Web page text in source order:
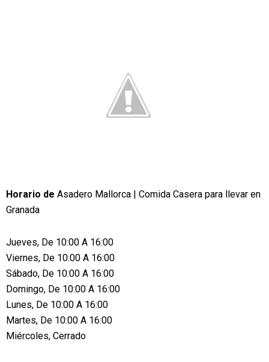
Horario de Asadero Mallorca | Comida Casera para llevar en
Granada
Jueves, De 10:00 A 16:00
Viernes, De 10:00 A 16:00
Sábado, De 10:00 A 16:00
Domingo, De 10:00 A 16:00
Lunes, De 10:00 A 16:00
Martes, De 10:00 A 16:00
Miércoles, Cerrado